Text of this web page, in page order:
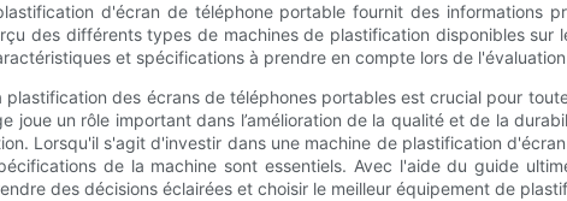
d'écran de téléphone portable fournit des informations
des différents types de machines de plastification disponibles
et spécifications à prendre en compte lors de
plastification des écrans de téléphones portables est crucial pour
joue un rôle important dans l’amélioration de la qualité et de la
Lorsqu'il s'agit d'investir dans une machine de plastification
de la machine sont essentiels. Avec l'aide du guide
des décisions éclairées et choisir le meilleur équipement de